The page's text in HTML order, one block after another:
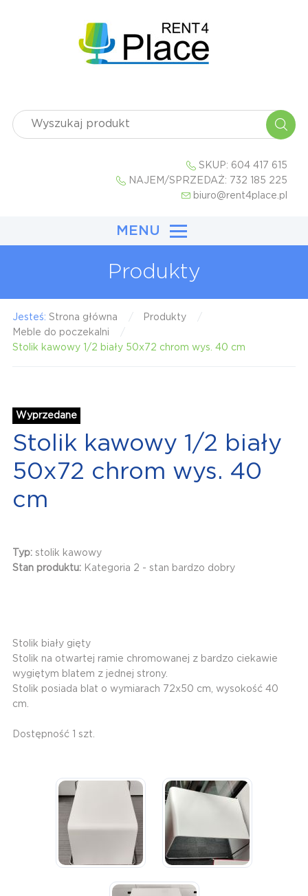
SKUP: 604 417 615
NAJEM/SPRZEDAŻ: 732 185 225
biuro@rent4place.pl
MENU
Produkty
Jesteś: Strona główna
Produkty
Meble do poczekalni
Stolik kawowy 1/2 biały 50x72 chrom wys. 40 cm
Wyprzedane
Stolik kawowy 1/2 biały
50x72 chrom wys. 40
cm
Typ: stolik kawowy
Stan produktu: Kategoria 2 - stan bardzo dobry
Stolik biały gięty
Stolik na otwartej ramie chromowanej z bardzo ciekawie
wygiętym blatem z jednej strony.
Stolik posiada blat o wymiarach 72x50 cm, wysokość 40
cm.
Dostępność 1 szt.